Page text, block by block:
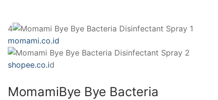
4
momami.co.id
shopee.co.id
MomamiBye Bye Bacteria